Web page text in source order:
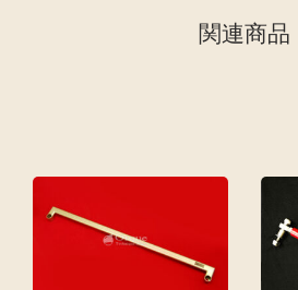
関連商品